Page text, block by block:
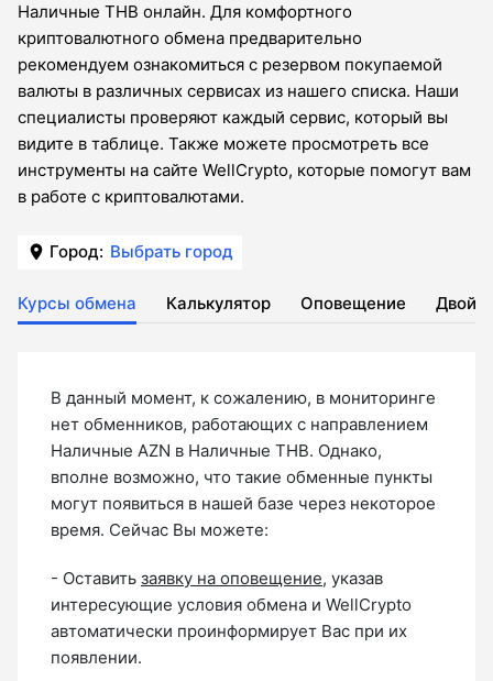
Наличные THB онлайн. Для комфортного
криптовалютного обмена предварительно
рекомендуем ознакомиться с резервом покупаемой
валюты в различных сервисах из нашего списка. Наши
специалисты проверяют каждый сервис, который вы
видите в таблице. Также можете просмотреть все
инструменты на сайте WellCrypto, которые помогут вам
в работе с криптовалютами.
Город: Выбрать город
Курсы обмена Калькулятор Оповещение
В данный момент, к сожалению, в мониторинге
нет обменников, работающих с направлением
Наличные AZN в Наличные THB. Однако,
вполне возможно, что такие обменные пункты
могут появиться в нашей базе через некоторое
время. Сейчас Вы можете:
- Оставить заявку на оповещение, указав
интересующие условия обмена и WellCrypto
автоматически проинформирует Вас при их
появлении.